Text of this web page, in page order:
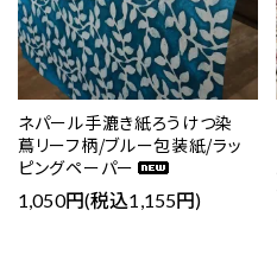
ネパール手漉き紙ろうけつ染
蔦リーフ柄/ブルー包装紙/ラッ
ピングペーパー
1,050円(税込1,155円)